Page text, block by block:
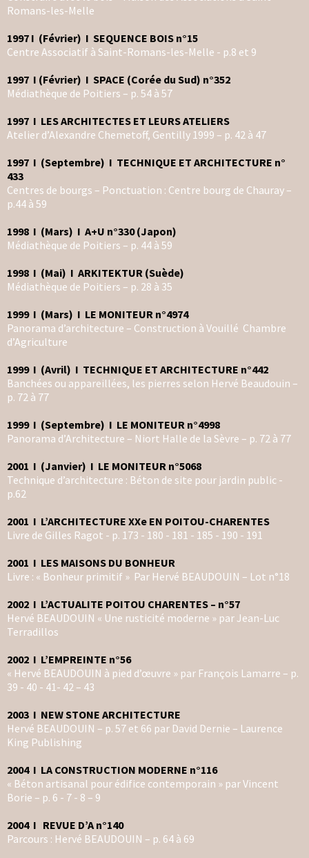
Romans-les-Melle
1997 I (Février) I SEQUENCE BOIS n°15
Centre Associatif à Saint-Romans-les-Melle - p.8 et 9
1997 I (Février) I SPACE (Corée du Sud) n°352
Médiathèque de Poitiers – p. 54 à 57
1997 I LES ARCHITECTES ET LEURS ATELIERS
Atelier d’Alexandre Chemetoff, Gentilly 1999 – p. 42 à 47
1997 I (Septembre) I TECHNIQUE ET ARCHITECTURE n°
433
Centres de bourgs – Ponctuation : Centre bourg de Chauray –
p.44 à 59
1998 I (Mars) I A+U n°330 (Japon)
Médiathèque de Poitiers – p. 44 à 59
1998 I (Mai) I ARKITEKTUR (Suède)
Médiathèque de Poitiers – p. 28 à 35
1999 I (Mars) I LE MONITEUR n°4974
Panorama d’architecture – Construction à Vouillé Chambre
d’Agriculture
1999 I (Avril) I TECHNIQUE ET ARCHITECTURE n°442
Banchées ou appareillées, les pierres selon Hervé Beaudouin –
p. 72 à 77
1999 I (Septembre) I LE MONITEUR n°4998
Panorama d’Architecture – Niort Halle de la Sèvre – p. 72 à 77
2001 I (Janvier) I LE MONITEUR n°5068
Technique d’architecture : Béton de site pour jardin public -
p.62
2001 I L’ARCHITECTURE XXe EN POITOU-CHARENTES
Livre de Gilles Ragot - p. 173 - 180 - 181 - 185 - 190 - 191
2001 I LES MAISONS DU BONHEUR
Livre : « Bonheur primitif » Par Hervé BEAUDOUIN – Lot n°18
2002 I L’ACTUALITE POITOU CHARENTES – n°57
Hervé BEAUDOUIN « Une rusticité moderne » par Jean-Luc
Terradillos
2002 I L’EMPREINTE n°56
« Hervé BEAUDOUIN à pied d’œuvre » par François Lamarre – p.
39 - 40 - 41- 42 – 43
2003 I NEW STONE ARCHITECTURE
Hervé BEAUDOUIN – p. 57 et 66 par David Dernie – Laurence
King Publishing
2004 I LA CONSTRUCTION MODERNE n°116
« Béton artisanal pour édifice contemporain » par Vincent
Borie – p. 6 - 7 - 8 – 9
2004 I REVUE D’A n°140
Parcours : Hervé BEAUDOUIN – p. 64 à 69